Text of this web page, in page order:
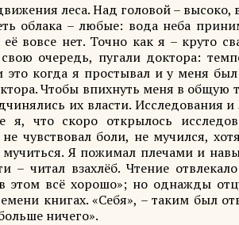
леса. Над головой –
облака – любые: вода неба
вовсе нет. Точно как я – круто
очередь, пугали доктора:
это когда я простывал и у меня
Чтобы впихнуть меня в общую
их власти. Исследования
я, что скоро открылось
чувствовал боли, не мучился,
Я пожимал плечами и
– читал взахлёб. Чтение
этом всё хорошо»; но однажды
книгах. «Себя», – таким был
ничего».